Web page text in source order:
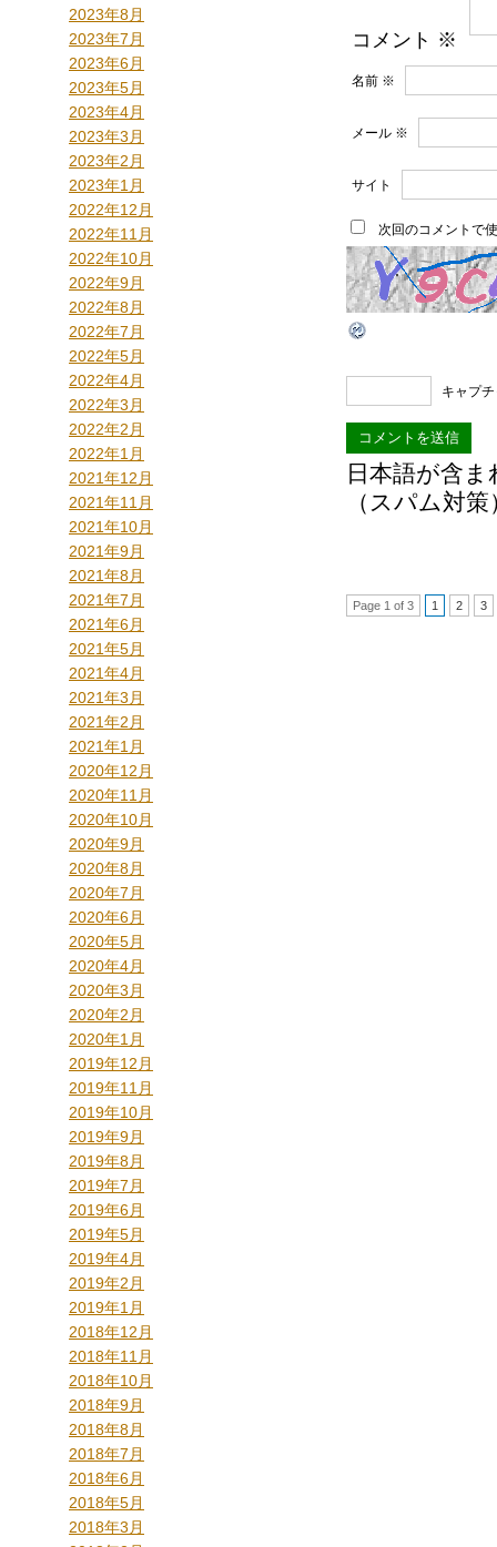
2023年8月
2023年7月
2023年6月
2023年5月
2023年4月
2023年3月
2023年2月
2023年1月
2022年12月
2022年11月
2022年10月
2022年9月
2022年8月
2022年7月
2022年5月
2022年4月
2022年3月
2022年2月
2022年1月
2021年12月
2021年11月
2021年10月
2021年9月
2021年8月
2021年7月
2021年6月
2021年5月
2021年4月
2021年3月
2021年2月
2021年1月
2020年12月
2020年11月
2020年10月
2020年9月
2020年8月
2020年7月
2020年6月
2020年5月
2020年4月
2020年3月
2020年2月
2020年1月
2019年12月
2019年11月
2019年10月
2019年9月
2019年8月
2019年7月
2019年6月
2019年5月
2019年4月
2019年2月
2019年1月
2018年12月
2018年11月
2018年10月
2018年9月
2018年8月
2018年7月
2018年6月
2018年5月
2018年3月
コメント ※
名前 ※
メール ※
サイト
次回のコメントで
キャプ
日本語が含
（スパム対策
Page 1 of 3 1 2 3